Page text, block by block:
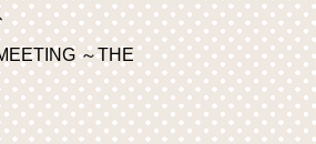
～THE